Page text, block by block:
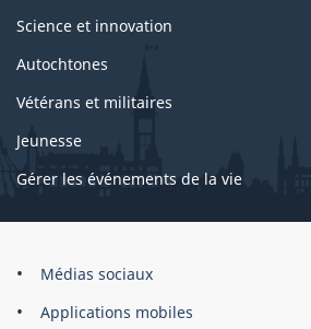
Science et innovation
Autochtones
Vétérans et militaires
Jeunesse
Gérer les événements de la vie
Organisation
gouvernement
Médias sociaux
Applications mobiles